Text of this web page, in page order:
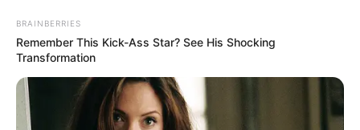
ГАРЯЧI ПОДІЇ
У Мукачеві на пожежі ледь не
загинув чоловік
BRAINBERRIES
Remember This Kick-Ass Star? See His Shocking
Transformation